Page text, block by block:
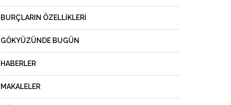
BURÇLARIN ÖZELLIKLERI
GÖKYÜZÜNDE BUGÜN
HABERLER
MAKALELER